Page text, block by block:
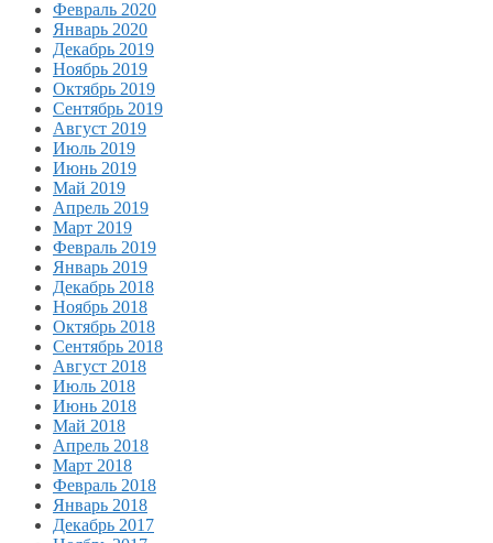
Февраль 2020
Январь 2020
Декабрь 2019
Ноябрь 2019
Октябрь 2019
Сентябрь 2019
Август 2019
Июль 2019
Июнь 2019
Май 2019
Апрель 2019
Март 2019
Февраль 2019
Январь 2019
Декабрь 2018
Ноябрь 2018
Октябрь 2018
Сентябрь 2018
Август 2018
Июль 2018
Июнь 2018
Май 2018
Апрель 2018
Март 2018
Февраль 2018
Январь 2018
Декабрь 2017